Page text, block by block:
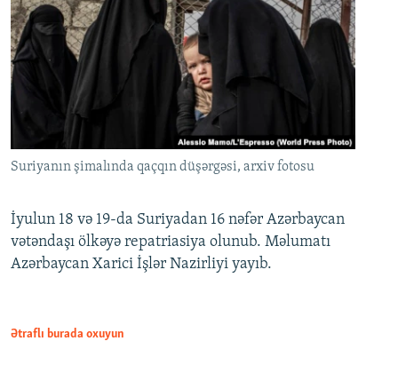
Suriyanın şimalında qaçqın düşərgəsi, arxiv fotosu
İyulun 18 və 19-da Suriyadan 16 nəfər Azərbaycan
vətəndaşı ölkəyə repatriasiya olunub. Məlumatı
Azərbaycan Xarici İşlər Nazirliyi yayıb.
Ətraflı burada oxuyun